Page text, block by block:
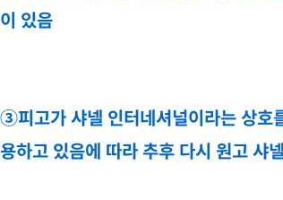
이 있음
③피고가 샤넬 인터네셔널이라는 상호
용하고 있음에 따라 추후 다시 원고 샤